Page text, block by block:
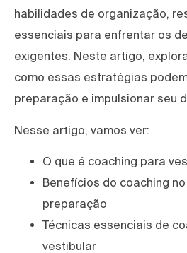
habilidades de organização,
essenciais para enfrentar os
exigentes. Neste artigo,
como essas estratégias
preparação e impulsionar seu
Nesse artigo, vamos ver:
O que é coaching para
Benefícios do coaching
preparação
Técnicas essenciais de
vestibular